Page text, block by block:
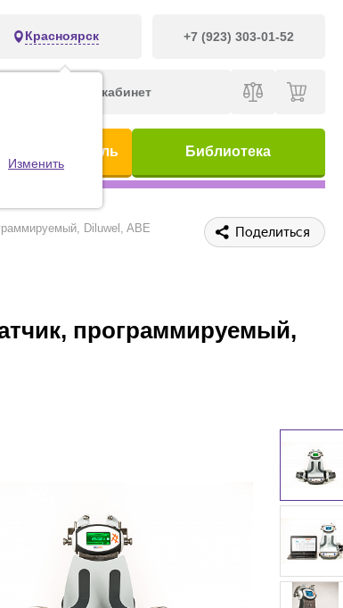
Красноярск +7 (923) 303-01-52
Изменить
Личный кабинет
указатель Библиотека
Diluwel, ABE Поделиться
программируемый,